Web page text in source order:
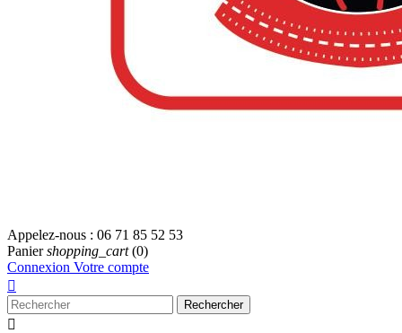
Appelez-nous : 06 71 85 52 53
Panier shopping_cart (0)
Connexion Votre compte

Rechercher
